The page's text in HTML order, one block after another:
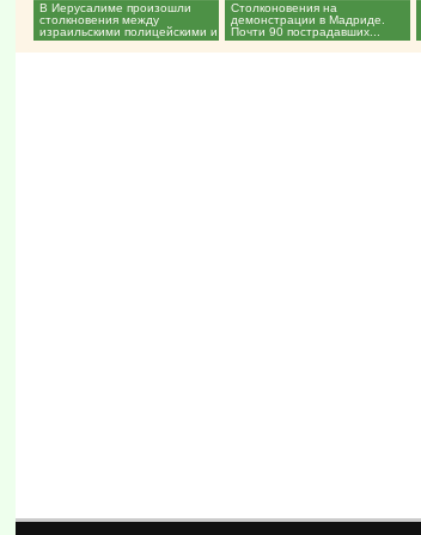
В Иерусалиме произошли
столкновения между
израильскими полицейскими и
мусульманами...
Столконовения на
демонстрации в Мадриде.
Почти 90 пострадавших...